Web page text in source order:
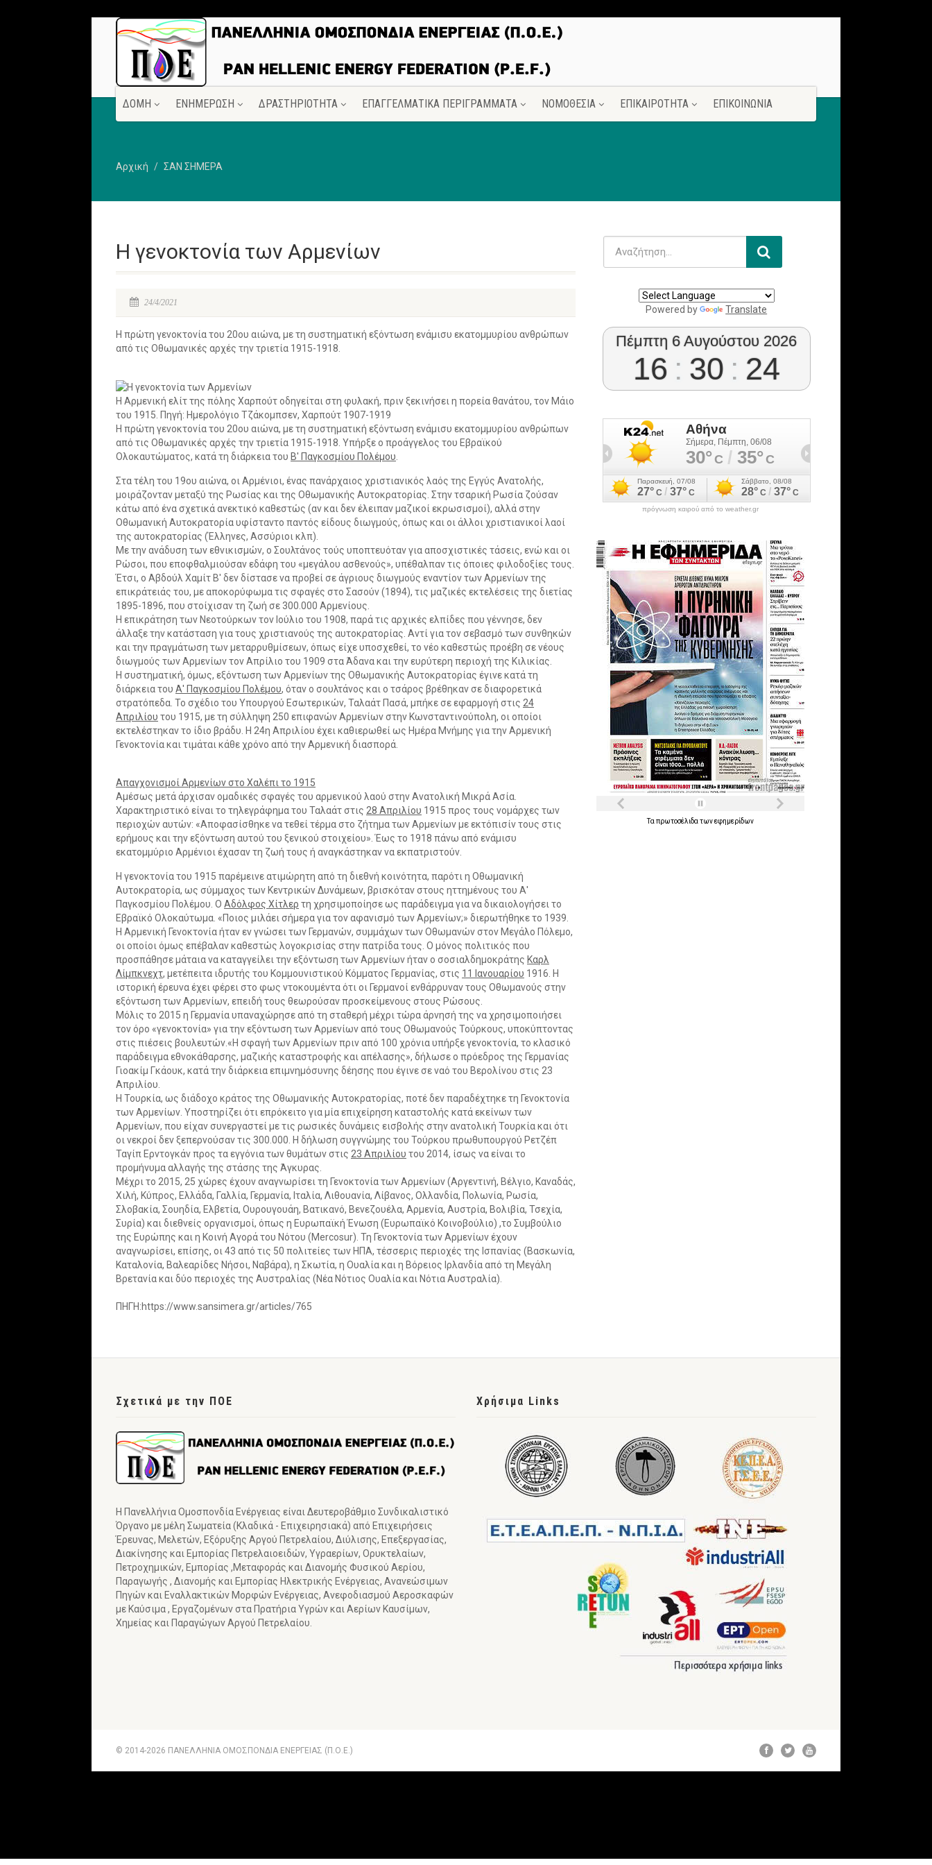
ΔΟΜΗ ΕΝΗΜΕΡΩΣΗ ΔΡΑΣΤΗΡΙΟΤΗΤΑ ΕΠΑΓΓΕΛΜΑΤΙΚΑ ΠΕΡΙΓΡΑΜΜΑΤΑ ΝΟΜΟΘΕΣΙΑ ΕΠΙΚΑΙΡΟΤΗΤΑ ΕΠΙΚΟΙΝΩΝΙΑ
Αρχική ΣΑΝ ΣΗΜΕΡΑ
Η γενοκτονία των Αρμενίων
24/4/2021
Η πρώτη γενοκτονία του 20ου αιώνα, με τη συστηματική εξόντωση ενάμισυ εκατομμυρίου ανθρώπων
από τις Οθωμανικές αρχές την τριετία 1915-1918.
Η Αρμενική ελίτ της πόλης Χαρπούτ οδηγείται στη φυλακή, πριν ξεκινήσει η πορεία θανάτου, τον Μάιο
του 1915. Πηγή: Ημερολόγιο Τζάκομπσεν, Χαρπούτ 1907-1919
Η πρώτη γενοκτονία του 20ου αιώνα, με τη συστηματική εξόντωση ενάμισυ εκατομμυρίου ανθρώπων
από τις Οθωμανικές αρχές την τριετία 1915-1918. Υπήρξε ο προάγγελος του Εβραϊκού
Ολοκαυτώματος, κατά τη διάρκεια του Β' Παγκοσμίου Πολέμου.
Στα τέλη του 19ου αιώνα, οι Αρμένιοι, ένας πανάρχαιος χριστιανικός λαός της Εγγύς Ανατολής,
μοιράζονταν μεταξύ της Ρωσίας και της Οθωμανικής Αυτοκρατορίας. Στην τσαρική Ρωσία ζούσαν
κάτω από ένα σχετικά ανεκτικό καθεστώς (αν και δεν έλειπαν μαζικοί εκρωσισμοί), αλλά στην
Οθωμανική Αυτοκρατορία υφίσταντο παντός είδους διωγμούς, όπως και οι άλλοι χριστιανικοί λαοί
της αυτοκρατορίας (Έλληνες, Ασσύριοι κλπ).
Με την ανάδυση των εθνικισμών, ο Σουλτάνος τούς υποπτευόταν για αποσχιστικές τάσεις, ενώ και οι
Ρώσοι, που εποφθαλμιούσαν εδάφη του «μεγάλου ασθενούς», υπέθαλπαν τις όποιες φιλοδοξίες τους.
Έτσι, ο Αβδούλ Χαμίτ Β' δεν δίστασε να προβεί σε άγριους διωγμούς εναντίον των Αρμενίων της
επικράτειάς του, με αποκορύφωμα τις σφαγές στο Σασούν (1894), τις μαζικές εκτελέσεις της διετίας
1895-1896, που στοίχισαν τη ζωή σε 300.000 Αρμενίους.
Η επικράτηση των Νεοτούρκων τον Ιούλιο του 1908, παρά τις αρχικές ελπίδες που γέννησε, δεν
άλλαξε την κατάσταση για τους χριστιανούς της αυτοκρατορίας. Αντί για τον σεβασμό των συνθηκών
και την πραγμάτωση των μεταρρυθμίσεων, όπως είχε υποσχεθεί, το νέο καθεστώς προέβη σε νέους
διωγμούς των Αρμενίων τον Απρίλιο του 1909 στα Άδανα και την ευρύτερη περιοχή της Κιλικίας.
Η συστηματική, όμως, εξόντωση των Αρμενίων της Οθωμανικής Αυτοκρατορίας έγινε κατά τη
διάρκεια του Α' Παγκοσμίου Πολέμου, όταν ο σουλτάνος και ο τσάρος βρέθηκαν σε διαφορετικά
στρατόπεδα. Το σχέδιο του Υπουργού Εσωτερικών, Ταλαάτ Πασά, μπήκε σε εφαρμογή στις 24
Απριλίου του 1915, με τη σύλληψη 250 επιφανών Αρμενίων στην Κωνσταντινούπολη, οι οποίοι
εκτελέστηκαν το ίδιο βράδυ. Η 24η Απριλίου έχει καθιερωθεί ως Ημέρα Μνήμης για την Αρμενική
Γενοκτονία και τιμάται κάθε χρόνο από την Αρμενική διασπορά.
Απαγχονισμοί Αρμενίων στο Χαλέπι το 1915
Αμέσως μετά άρχισαν ομαδικές σφαγές του αρμενικού λαού στην Ανατολική Μικρά Ασία.
Χαρακτηριστικό είναι το τηλεγράφημα του Ταλαάτ στις 28 Απριλίου 1915 προς τους νομάρχες των
περιοχών αυτών: «Αποφασίσθηκε να τεθεί τέρμα στο ζήτημα των Αρμενίων με εκτόπισίν τους στις
ερήμους και την εξόντωση αυτού του ξενικού στοιχείου». Έως το 1918 πάνω από ενάμισυ
εκατομμύριο Αρμένιοι έχασαν τη ζωή τους ή αναγκάστηκαν να εκπατριστούν.
Η γενοκτονία του 1915 παρέμεινε ατιμώρητη από τη διεθνή κοινότητα, παρότι η Οθωμανική
Αυτοκρατορία, ως σύμμαχος των Κεντρικών Δυνάμεων, βρισκόταν στους ηττημένους του Α'
Παγκοσμίου Πολέμου. Ο Αδόλφος Χίτλερ τη χρησιμοποίησε ως παράδειγμα για να δικαιολογήσει το
Εβραϊκό Ολοκαύτωμα. «Ποιος μιλάει σήμερα για τον αφανισμό των Αρμενίων;» διερωτήθηκε το 1939.
Η Αρμενική Γενοκτονία ήταν εν γνώσει των Γερμανών, συμμάχων των Οθωμανών στον Μεγάλο Πόλεμο,
οι οποίοι όμως επέβαλαν καθεστώς λογοκρισίας στην πατρίδα τους. Ο μόνος πολιτικός που
προσπάθησε μάταια να καταγγείλει την εξόντωση των Αρμενίων ήταν ο σοσιαλδημοκράτης Καρλ
Λίμπκνεχτ, μετέπειτα ιδρυτής του Κομμουνιστικού Κόμματος Γερμανίας, στις 11 Ιανουαρίου 1916. Η
ιστορική έρευνα έχει φέρει στο φως ντοκουμέντα ότι οι Γερμανοί ενθάρρυναν τους Οθωμανούς στην
εξόντωση των Αρμενίων, επειδή τους θεωρούσαν προσκείμενους στους Ρώσους.
Μόλις το 2015 η Γερμανία υπαναχώρησε από τη σταθερή μέχρι τώρα άρνησή της να χρησιμοποιήσει
τον όρο «γενοκτονία» για την εξόντωση των Αρμενίων από τους Οθωμανούς Τούρκους, υποκύπτοντας
στις πιέσεις βουλευτών.«Η σφαγή των Αρμενίων πριν από 100 χρόνια υπήρξε γενοκτονία, το κλασικό
παράδειγμα εθνοκάθαρσης, μαζικής καταστροφής και απέλασης», δήλωσε ο πρόεδρος της Γερμανίας
Γιοακίμ Γκάουκ, κατά την διάρκεια επιμνημόσυνης δέησης που έγινε σε ναό του Βερολίνου στις 23
Απριλίου.
Η Τουρκία, ως διάδοχο κράτος της Οθωμανικής Αυτοκρατορίας, ποτέ δεν παραδέχτηκε τη Γενοκτονία
των Αρμενίων. Υποστηρίζει ότι επρόκειτο για μία επιχείρηση καταστολής κατά εκείνων των
Αρμενίων, που είχαν συνεργαστεί με τις ρωσικές δυνάμεις εισβολής στην ανατολική Τουρκία και ότι
οι νεκροί δεν ξεπερνούσαν τις 300.000. Η δήλωση συγγνώμης του Τούρκου πρωθυπουργού Ρετζέπ
Ταγίπ Ερντογκάν προς τα εγγόνια των θυμάτων στις 23 Απριλίου του 2014, ίσως να είναι το
προμήνυμα αλλαγής της στάσης της Άγκυρας.
Μέχρι το 2015, 25 χώρες έχουν αναγνωρίσει τη Γενοκτονία των Αρμενίων (Αργεντινή, Βέλγιο, Καναδάς,
Χιλή, Κύπρος, Ελλάδα, Γαλλία, Γερμανία, Ιταλία, Λιθουανία, Λίβανος, Ολλανδία, Πολωνία, Ρωσία,
Σλοβακία, Σουηδία, Ελβετία, Ουρουγουάη, Βατικανό, Βενεζουέλα, Αρμενία, Αυστρία, Βολιβία, Τσεχία,
Συρία) και διεθνείς οργανισμοί, όπως η Ευρωπαϊκή Ένωση (Ευρωπαϊκό Κοινοβούλιο) ,το Συμβούλιο
της Ευρώπης και η Κοινή Αγορά του Νότου (Mercosur). Τη Γενοκτονία των Αρμενίων έχουν
αναγνωρίσει, επίσης, οι 43 από τις 50 πολιτείες των ΗΠΑ, τέσσερις περιοχές της Ισπανίας (Βασκωνία,
Καταλονία, Βαλεαρίδες Νήσοι, Ναβάρα), η Σκωτία, η Ουαλία και η Βόρειος Ιρλανδία από τη Μεγάλη
Βρετανία και δύο περιοχές της Αυστραλίας (Νέα Νότιος Ουαλία και Νότια Αυστραλία).
ΠΗΓΗ:https://www.sansimera.gr/articles/765
Powered by Translate
Πέμπτη 6 Αυγούστου 2026
16 : 30 : 25
πρόγνωση καιρού από το weather.gr
Ταπρωτοσέλιδατωνεφημερίδων
Σχετικά με την ΠΟΕ
Η Πανελλήνια Ομοσπονδία Ενέργειας είναι Δευτεροβάθμιο Συνδικαλιστικό
Όργανο με μέλη Σωματεία (Κλαδικά - Επιχειρησιακά) από Επιχειρήσεις
Έρευνας, Μελετών, Εξόρυξης Αργού Πετρελαίου, Διύλισης, Επεξεργασίας,
Διακίνησης και Εμπορίας Πετρελαιοειδών, Υγραερίων, Ορυκτελαίων,
Πετροχημικών, Εμπορίας ,Μεταφοράς και Διανομής Φυσικού Αερίου,
Παραγωγής , Διανομής και Εμπορίας Ηλεκτρικής Ενέργειας, Ανανεώσιμων
Πηγών και Εναλλακτικών Μορφών Ενέργειας, Ανεφοδιασμού Αεροσκαφών
με Καύσιμα , Εργαζομένων στα Πρατήρια Υγρών και Αερίων Καυσίμων,
Χημείας και Παραγώγων Αργού Πετρελαίου.
Χρήσιμα Links
© 2014-2026 ΠΑΝΕΛΛΗΝΙΑ ΟΜΟΣΠΟΝΔΙΑ ΕΝΕΡΓΕΙΑΣ (Π.Ο.Ε.)